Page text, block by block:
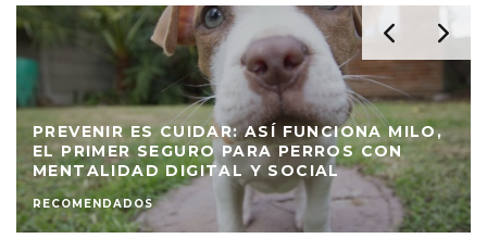
PREVENIR ES CUIDAR: ASÍ FUNCIONA MILO,
EL PRIMER SEGURO PARA PERROS CON
MENTALIDAD DIGITAL Y SOCIAL
RECOMENDADOS